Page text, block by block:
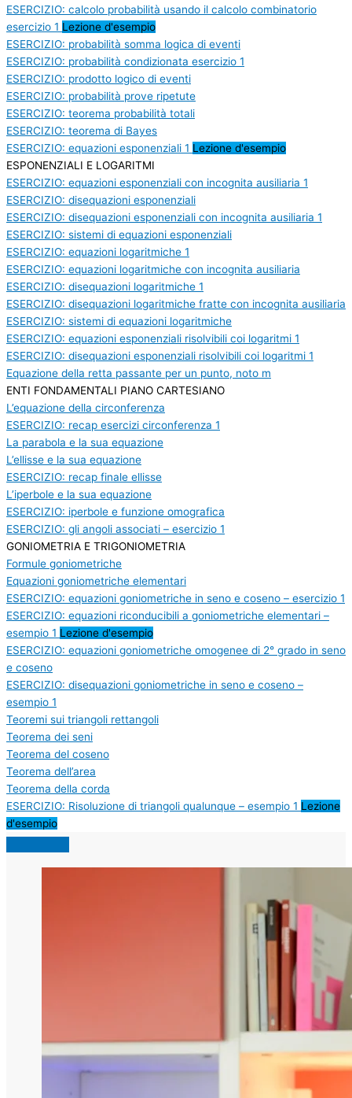
ESERCIZIO: calcolo probabilità usando il calcolo combinatorio
esercizio 1 Lezione d'esempio
ESERCIZIO: probabilità somma logica di eventi
ESERCIZIO: probabilità condizionata esercizio 1
ESERCIZIO: prodotto logico di eventi
ESERCIZIO: probabilità prove ripetute
ESERCIZIO: teorema probabilità totali
ESERCIZIO: teorema di Bayes
ESERCIZIO: equazioni esponenziali 1 Lezione d'esempio
ESPONENZIALI E LOGARITMI
ESERCIZIO: equazioni esponenziali con incognita ausiliaria 1
ESERCIZIO: disequazioni esponenziali
ESERCIZIO: disequazioni esponenziali con incognita ausiliaria 1
ESERCIZIO: sistemi di equazioni esponenziali
ESERCIZIO: equazioni logaritmiche 1
ESERCIZIO: equazioni logaritmiche con incognita ausiliaria
ESERCIZIO: disequazioni logaritmiche 1
ESERCIZIO: disequazioni logaritmiche fratte con incognita ausiliaria
ESERCIZIO: sistemi di equazioni logaritmiche
ESERCIZIO: equazioni esponenziali risolvibili coi logaritmi 1
ESERCIZIO: disequazioni esponenziali risolvibili coi logaritmi 1
Equazione della retta passante per un punto, noto m
ENTI FONDAMENTALI PIANO CARTESIANO
L’equazione della circonferenza
ESERCIZIO: recap esercizi circonferenza 1
La parabola e la sua equazione
L’ellisse e la sua equazione
ESERCIZIO: recap finale ellisse
L’iperbole e la sua equazione
ESERCIZIO: iperbole e funzione omografica
ESERCIZIO: gli angoli associati – esercizio 1
GONIOMETRIA E TRIGONIOMETRIA
Formule goniometriche
Equazioni goniometriche elementari
ESERCIZIO: equazioni goniometriche in seno e coseno – esercizio 1
ESERCIZIO: equazioni riconducibili a goniometriche elementari –
esempio 1 Lezione d'esempio
ESERCIZIO: equazioni goniometriche omogenee di 2° grado in seno
e coseno
ESERCIZIO: disequazioni goniometriche in seno e coseno –
esempio 1
Teoremi sui triangoli rettangoli
Teorema dei seni
Teorema del coseno
Teorema dell’area
Teorema della corda
ESERCIZIO: Risoluzione di triangoli qualunque – esempio 1 Lezione
d'esempio